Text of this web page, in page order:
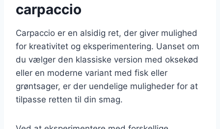
carpaccio
Carpaccio er en alsidig ret, der giver mulighed
for kreativitet og eksperimentering. Uanset om
du vælger den klassiske version med oksekød
eller en moderne variant med fisk eller
grøntsager, er der uendelige muligheder for at
tilpasse retten til din smag.